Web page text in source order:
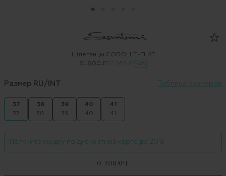
Шлепанцы COROLLE-FLAT
81 800 ₽57 260 ₽ -30%
Размер RU/INT Таблица размеров
37
37
38
38
39
39
40
40
41
41
Получите скидку по дисконтной карте до 20%
О ТОВАРЕ